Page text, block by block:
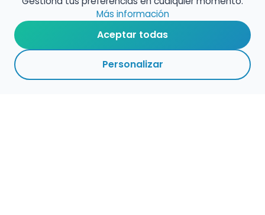
Configura alertas de empleo
Contacta con nosotros
Más información
Aceptar todas
Personalizar